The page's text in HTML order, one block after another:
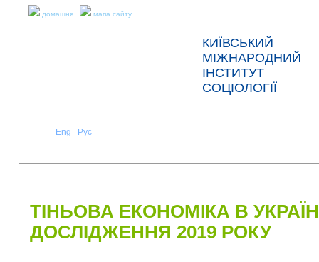
домашня мапа сайту
КИЇВСЬКИЙ
МІЖНАРОДНИЙ
ІНСТИТУТ
СОЦІОЛОГІЇ
Eng Рус
ТІНЬОВА ЕКОНОМІКА В
ДОСЛІДЖЕННЯ 2019 РОКУ